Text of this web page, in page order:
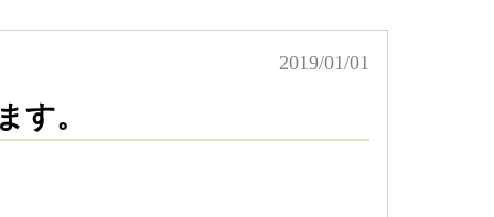
す。
2019/01/01